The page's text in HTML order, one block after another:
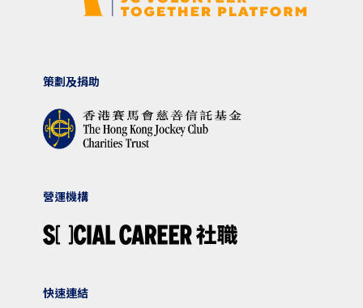
策劃及捐助
營運機構
快速連結